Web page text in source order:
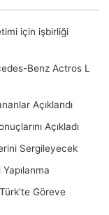
için işbirliği
Benz Actros L
Açıklandı
Açıkladı
Sergileyecek
Göreve